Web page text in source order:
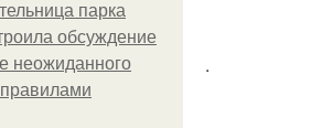
парка
обсуждение
неожиданного
.